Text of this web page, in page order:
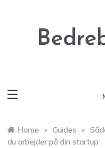
Home » Guides »
du arbejder på din startup